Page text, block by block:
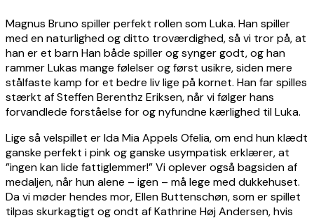
Magnus Bruno spiller perfekt rollen som Luka. Han spiller
med en naturlighed og ditto troværdighed, så vi tror på, at
han er et barn Han både spiller og synger godt, og han
rammer Lukas mange følelser og først usikre, siden mere
stålfaste kamp for et bedre liv lige på kornet. Han far spilles
stærkt af Steffen Berenthz Eriksen, når vi følger hans
forvandlede forståelse for og nyfundne kærlighed til Luka.
Lige så velspillet er Ida Mia Appels Ofelia, om end hun klædt
ganske perfekt i pink og ganske usympatisk erklærer, at
”ingen kan lide fattiglemmer!” Vi oplever også bagsiden af
medaljen, når hun alene – igen – må lege med dukkehuset.
Da vi møder hendes mor, Ellen Buttenschøn, som er spillet
tilpas skurkagtigt og ondt af Kathrine Høj Andersen, hvis